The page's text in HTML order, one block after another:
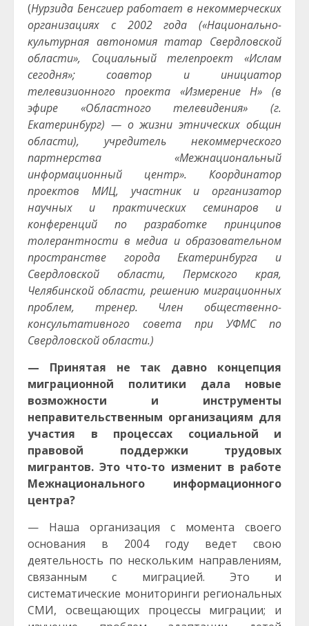
(Нурзида Бенсгиер работает в некоммерческих
организациях с 2002 года («Национально-
культурная автономия татар Свердловской
области», Социальный телепроект «Ислам
сегодня»; соавтор и инициатор
телевизионного проекта «Измерение Н» (в
эфире «Областного телевидения» (г.
Екатеринбург) — о жизни этнических общин
области), учредитель некоммерческого
партнерства «Межнациональный
информационный центр». Координатор
проектов МИЦ, участник и организатор
научных и практических семинаров и
конференций по разработке принципов
толерантности в медиа и образовательном
пространстве города Екатеринбурга и
Свердловской области, Пермского края,
Челябинской области, решению миграционных
проблем, тренер. Член общественно-
консультативного совета при УФМС по
Свердловской области.)
— Принятая не так давно концепция
миграционной политики дала новые
возможности и инструменты
неправительственным организациям для
участия в процессах социальной и
правовой поддержки трудовых
мигрантов. Это что-то изменит в работе
Межнационального информационного
центра?
— Наша организация с момента своего
основания в 2004 году ведет свою
деятельность по нескольким направлениям,
связанным с миграцией. Это и
систематические мониторинги региональных
СМИ, освещающих процессы миграции; и